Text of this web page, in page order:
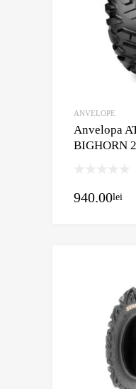
ANVELOPE
Anvelopa
BIGHORN
940.00lei